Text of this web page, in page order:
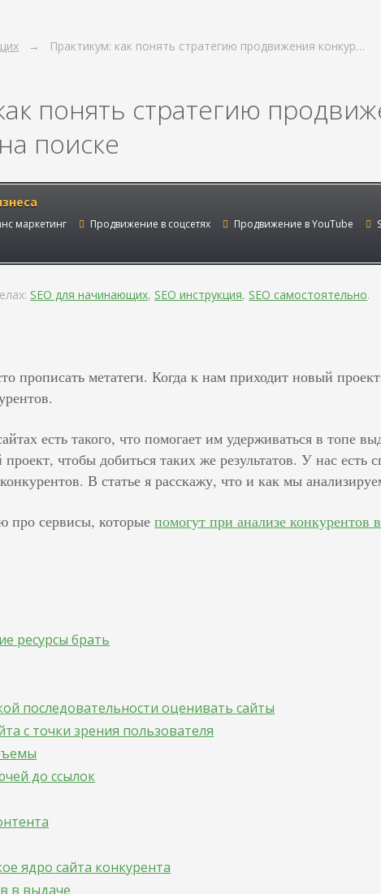
Практикум: как понять стратегию продвижения конкур…
понять стратегию
поиске
маркетинг Продвижение в соцсетях Продвижение в YouTube
SEO для начинающих, SEO инструкция, SEO самостоятельно.
прописать метатеги. Когда к нам приходит новый
есть такого, что помогает им удерживаться в топе
чтобы добиться таких же результатов. У нас есть
В статье я расскажу, что и как мы
про сервисы, которыепомогут при анализе конкурентов
ресурсы брать
последовательности оценивать сайты
с точки зрения пользователя
до ссылок
ядро сайта конкурента
в выдаче